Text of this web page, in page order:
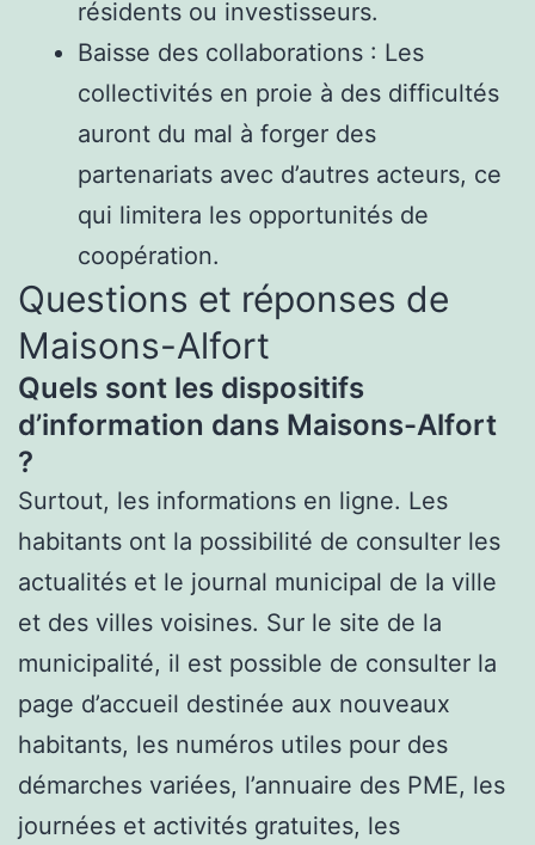
résidents ou investisseurs.
Baisse des collaborations : Les
collectivités en proie à des difficultés
auront du mal à forger des
partenariats avec d’autres acteurs, ce
qui limitera les opportunités de
coopération.
Questions et réponses de
Maisons-Alfort
Quels sont les dispositifs
d’information dans Maisons-Alfort
?
Surtout, les informations en ligne. Les
habitants ont la possibilité de consulter les
actualités et le journal municipal de la ville
et des villes voisines. Sur le site de la
municipalité, il est possible de consulter la
page d’accueil destinée aux nouveaux
habitants, les numéros utiles pour des
démarches variées, l’annuaire des PME, les
journées et activités gratuites, les